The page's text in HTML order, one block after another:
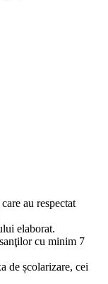
au respectat
elaborat.
cu minim 7
de școlarizare, cei